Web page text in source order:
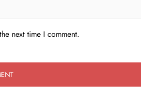
next time I comment.